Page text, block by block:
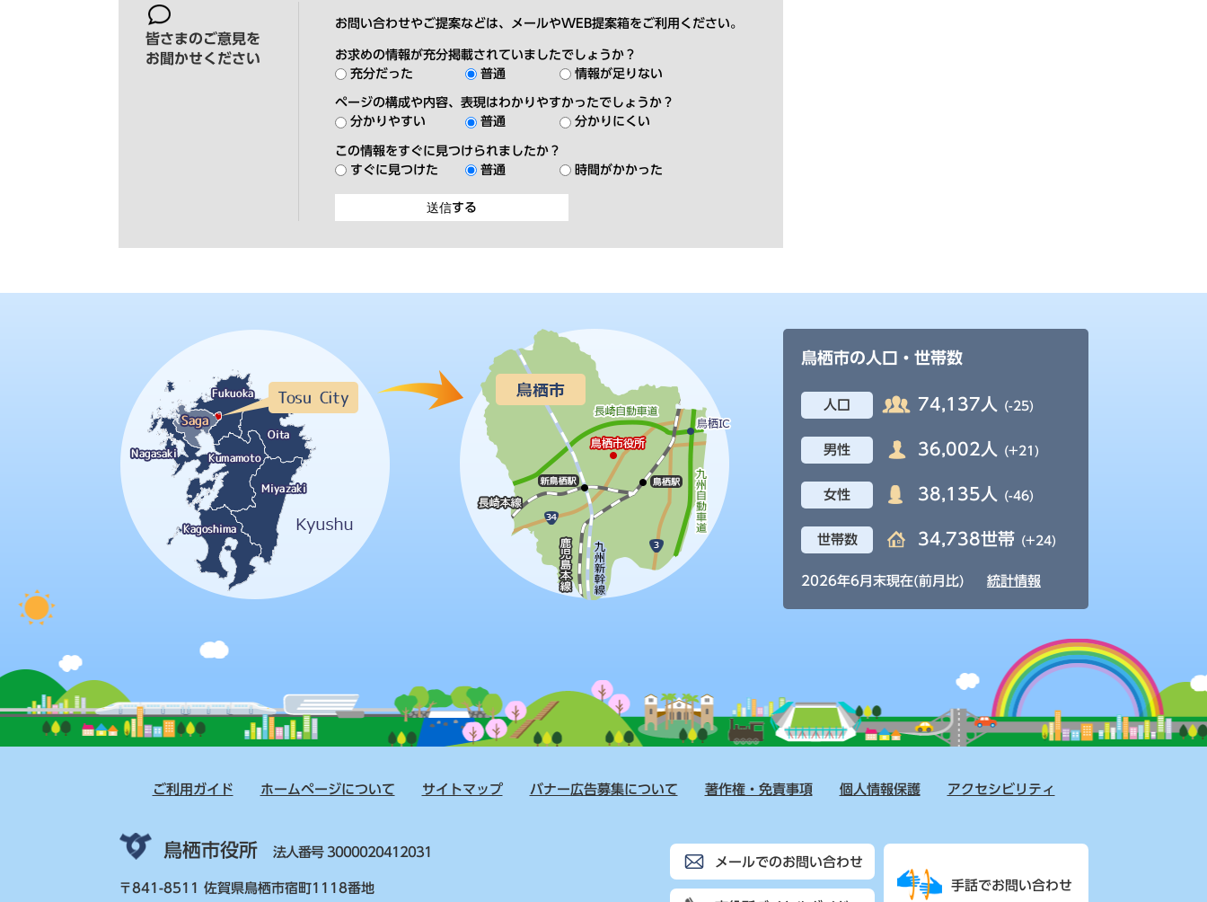
皆さまのご意見を
お聞かせください
お問い合わせやご提案などは、メールやWEB提案箱をご利用ください。
お求めの情報が充分掲載されていましたでしょうか？
充分だった
普通 情報が足りない
ページの構成や内容、表現はわかりやすかったでしょうか？
分かりやすい
普通 分かりにくい
この情報をすぐに見つけられましたか？
すぐに見つけた
普通 時間がかかった
鳥栖市の人口・世帯数
人口 74,137人 (-25)
男性 36,002人 (+21)
女性 38,135人 (-46)
世帯数 34,738世帯 (+24)
2026年6月末現在(前月比) 統計情報
ご利用ガイド ホームページについて サイトマップ バナー広告募集について 著作権・免責事項 個人情報保護 アクセシビリティ
鳥栖市役所 法人番号 3000020412031
〒841-8511 佐賀県鳥栖市宿町1118番地
メールでのお問い合わせ
手話でお問い合わせ